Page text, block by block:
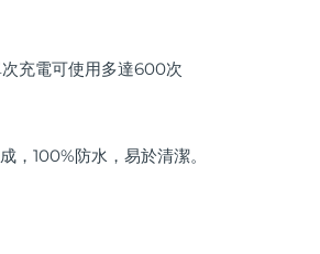
充電可使用多達600次
，100%防水，易於清潔。